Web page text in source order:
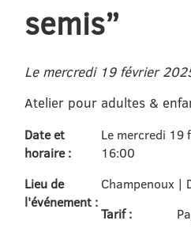
semis”
Le mercredi 19 février
Atelier pour adultes &
Date et
horaire :
Le mercredi 19
16:00
Lieu de
l'événement :
Champenoux |
Tarif :